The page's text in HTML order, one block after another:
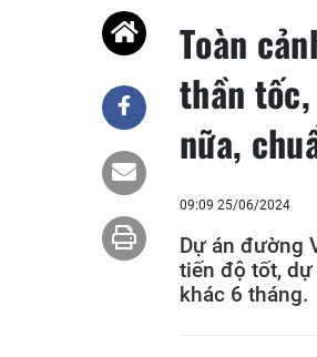
Toàn
thần
nữa,
09:09 25/06/2024
Dự án đường
tiến độ tốt,
khác 6 tháng.